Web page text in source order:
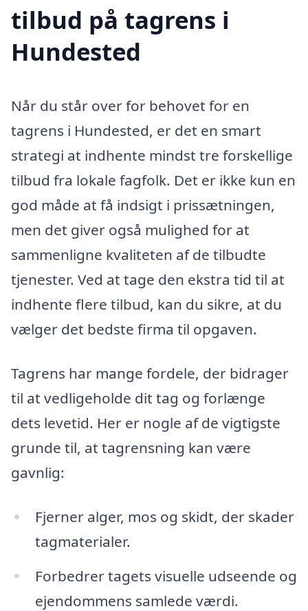
tilbud på tagrens i
Hundested
Når du står over for behovet for en
tagrens i Hundested, er det en smart
strategi at indhente mindst tre forskellige
tilbud fra lokale fagfolk. Det er ikke kun en
god måde at få indsigt i prissætningen,
men det giver også mulighed for at
sammenligne kvaliteten af de tilbudte
tjenester. Ved at tage den ekstra tid til at
indhente flere tilbud, kan du sikre, at du
vælger det bedste firma til opgaven.
Tagrens har mange fordele, der bidrager
til at vedligeholde dit tag og forlænge
dets levetid. Her er nogle af de vigtigste
grunde til, at tagrensning kan være
gavnlig:
Fjerner alger, mos og skidt, der skader
tagmaterialer.
Forbedrer tagets visuelle udseende og
ejendommens samlede værdi.